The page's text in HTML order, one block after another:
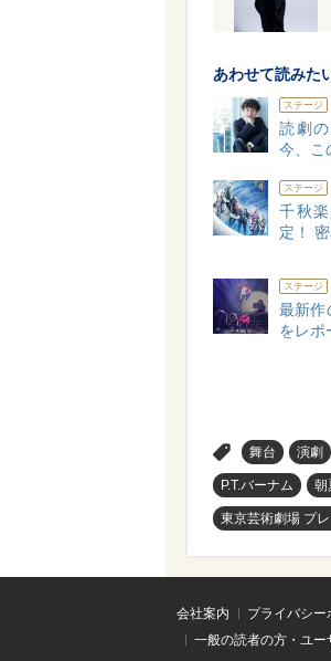
あわせて読みた
ステージ
読劇
今、こ
ステージ
千秋
定！
ステージ
最新作
をレポ
舞台 演劇
P.T.バーナム 朝
東京芸術劇場 プ
会社案内 プライバシー
一般の読者の方・ユ